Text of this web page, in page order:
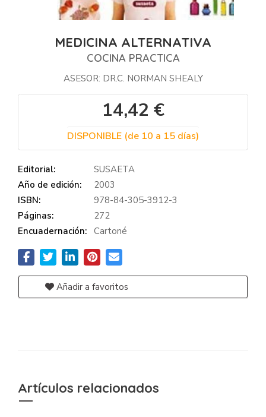
MEDICINA ALTERNATIVA
COCINA PRACTICA
ASESOR: DR.C. NORMAN SHEALY
14,42 €
DISPONIBLE (de 10 a 15 días)
Editorial:
SUSAETA
Año de edición:
2003
ISBN:
978-84-305-3912-3
Páginas:
272
Encuadernación: Cartoné
Añadir a favoritos
Artículos relacionados